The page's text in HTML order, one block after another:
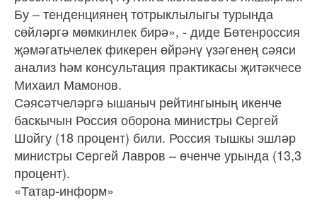
Бу – тенденциянең тотрыклылыгы турында
сөйләргә мөмкинлек бирә», - диде Бөтенроссия
җәмәгатьчелек фикерен өйрәнү үзәгенең сәяси
анализ һәм консультация практикасы җитәкчесе
Михаил Мамонов.
Сәясәтчеләргә ышаныч рейтингының икенче
баскычын Россия оборона министры Сергей
Шойгу (18 процент) били. Россия тышкы эшләр
министры Сергей Лавров – өченче урында (13,3
процент).
«Татар-информ»